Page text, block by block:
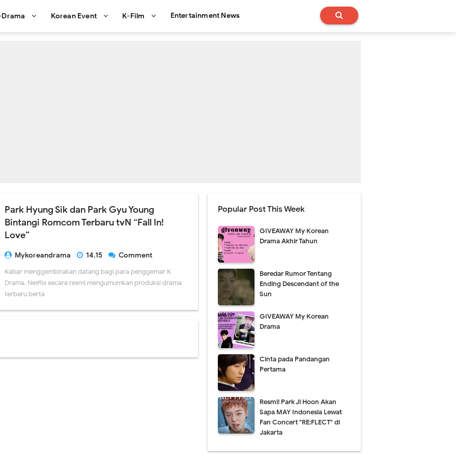
Drama Korean Event K-Film Entertainment News
Park Hyung Sik dan Park Gyu Young
Bintangi Romcom Terbaru tvN “Fall In!
Love”
Mykoreandrama 14.15
Comment
Kabar menggembirakan datang bagi para penggemar K-
Drama. Netflix secara resmi mengumumkan produksi drama
terbaru berta
Popular Post This Week
GIVEAWAY My Korean
Drama Akhir Tahun
Beredar Rumor Tentang
Ending Descendant of the
Sun
GIVEAWAY My Korean
Drama
Cinta pada Pandangan
Pertama
Resmi! Park Ji Hoon Akan
Sapa MAY Indonesia Lewat
Fan Concert "RE:FLECT" di
Jakarta